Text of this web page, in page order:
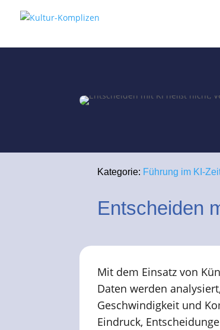
Kategorie: Führung im KI-
Entscheiden
Mit dem Einsatz von
Daten werden
Geschwindigkeit und
Eindruck,